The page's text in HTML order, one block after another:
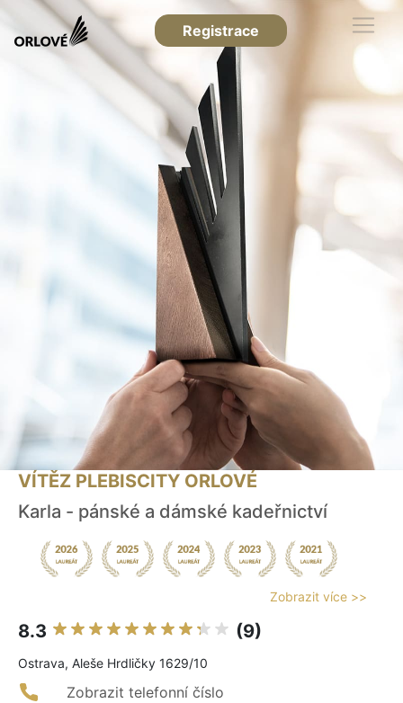
Registrace
VÍTĚZ PLEBISCITY ORLOVÉ
Karla - pánské a dámské kadeřnictví
Zobrazit více >>
8.3 (9)
Ostrava, Aleše Hrdličky 1629/10
Zobrazit telefonní číslo